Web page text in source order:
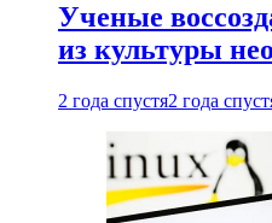
Ученые
из культуры
2 года спустя2 года